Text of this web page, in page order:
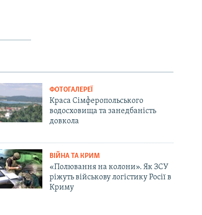
ФОТОГАЛЕРЕЇ
Краса Сімферопольського
водосховища та занедбаність
довкола
ВІЙНА ТА КРИМ
«Полювання на колони». Як ЗСУ
ріжуть військову логістику Росії в
Криму